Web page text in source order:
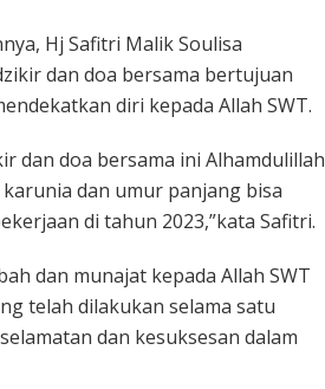
Hj Safitri Malik Soulisa
dan doa bersama bertujuan
diri kepada Allah SWT.
dan doa bersama ini Alhamdulillah
dan umur panjang bisa
di tahun 2023,”kata Safitri.
dan munajat kepada Allah SWT
telah dilakukan selama satu
dan kesuksesan dalam